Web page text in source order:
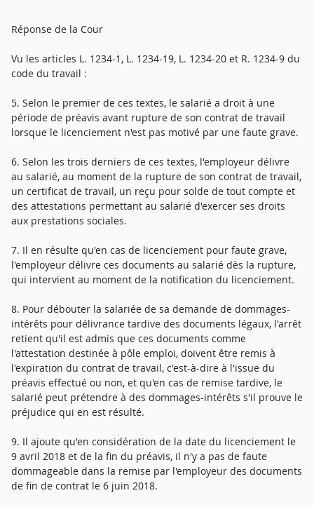
Réponse de la Cour
Vu les articles L. 1234-1, L. 1234-19, L. 1234-20 et R. 1234-9 du
code du travail :
5. Selon le premier de ces textes, le salarié a droit à une
période de préavis avant rupture de son contrat de travail
lorsque le licenciement n'est pas motivé par une faute grave.
6. Selon les trois derniers de ces textes, l'employeur délivre
au salarié, au moment de la rupture de son contrat de travail,
un certificat de travail, un reçu pour solde de tout compte et
des attestations permettant au salarié d'exercer ses droits
aux prestations sociales.
7. Il en résulte qu'en cas de licenciement pour faute grave,
l'employeur délivre ces documents au salarié dès la rupture,
qui intervient au moment de la notification du licenciement.
8. Pour débouter la salariée de sa demande de dommages-
intérêts pour délivrance tardive des documents légaux, l'arrêt
retient qu'il est admis que ces documents comme
l'attestation destinée à pôle emploi, doivent être remis à
l'expiration du contrat de travail, c'est-à-dire à l'issue du
préavis effectué ou non, et qu'en cas de remise tardive, le
salarié peut prétendre à des dommages-intérêts s'il prouve le
préjudice qui en est résulté.
9. Il ajoute qu'en considération de la date du licenciement le
9 avril 2018 et de la fin du préavis, il n'y a pas de faute
dommageable dans la remise par l'employeur des documents
de fin de contrat le 6 juin 2018.